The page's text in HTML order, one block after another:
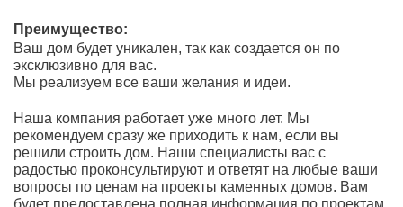
Преимущество:
Ваш дом будет уникален, так как создается он по
эксклюзивно для вас.
Мы реализуем все ваши желания и идеи.
Наша компания работает уже много лет. Мы
рекомендуем сразу же приходить к нам, если вы
решили строить дом. Наши специалисты вас с
радостью проконсультируют и ответят на любые ваши
вопросы по ценам на проекты каменных домов. Вам
будет предоставлена полная информация по проектам,